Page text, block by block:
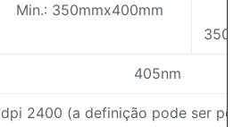
Min.: 350mmx400mm
405nm
dpi 2400 (a definição pode ser